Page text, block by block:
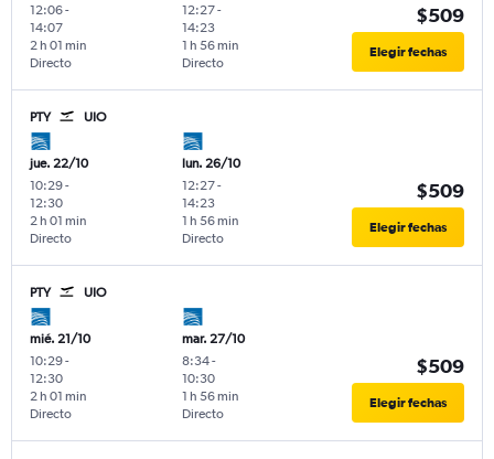
12:06-
14:07
Directo
2 h 01 min
12:27-
14:23
Directo
1 h 56 min
$509
Elegir fechas
PTY UIO
jue. 22/10
10:29-
12:30
Directo
2 h 01 min
lun. 26/10
12:27-
14:23
Directo
1 h 56 min
$509
Elegir fechas
PTY UIO
mié. 21/10
10:29-
12:30
Directo
2 h 01 min
mar. 27/10
8:34-
10:30
Directo
1 h 56 min
$509
Elegir fechas